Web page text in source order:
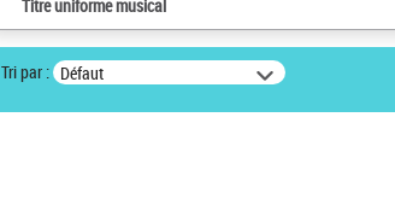
Titre uniforme musical
Tri par : Défaut